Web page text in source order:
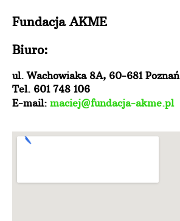
Fundacja AKME
Biuro:
ul. Wachowiaka 8A, 60-681 Poznań
Tel. 601 748 106
E-mail: maciej@fundacja-akme.pl